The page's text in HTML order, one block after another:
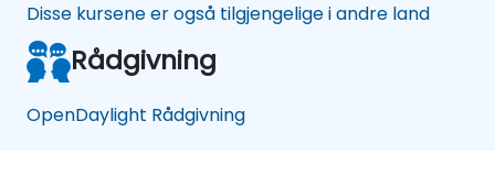
Disse kursene er også tilgjengelige i andre land
Rådgivning
OpenDaylight Rådgivning